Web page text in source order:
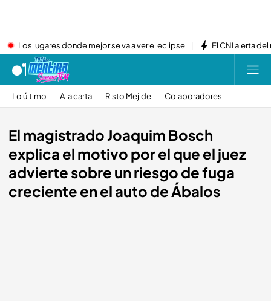
Los lugares donde mejor se va a ver el eclipse El CNI alerta
Lo último A la carta Risto Mejide Colaboradores
El magistrado Joaquim Bosch
explica el motivo por el que el juez
advierte sobre un riesgo de fuga
creciente en el auto de Ábalos